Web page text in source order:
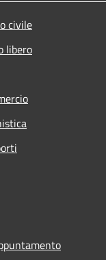
civile
libero